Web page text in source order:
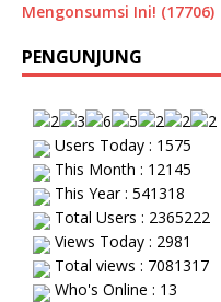
Mengonsumsi Ini! (17706)
PENGUNJUNG
Users Today : 1575
This Month : 12145
This Year : 541318
Total Users : 2365222
Views Today : 2981
Total views : 7081317
Who's Online : 13